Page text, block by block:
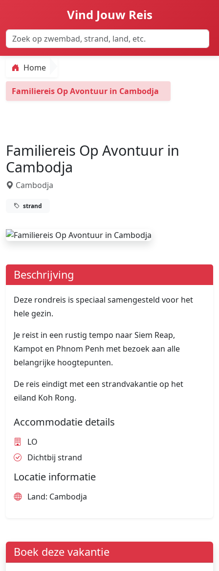
Vind Jouw Reis
Home
Familiereis Op Avontuur in Cambodja
Familiereis Op Avontuur in
Cambodja
Cambodja
strand
Beschrijving
Deze rondreis is speciaal samengesteld voor het
hele gezin.
Je reist in een rustig tempo naar Siem Reap,
Kampot en Phnom Penh met bezoek aan alle
belangrijke hoogtepunten.
De reis eindigt met een strandvakantie op het
eiland Koh Rong.
Accommodatie details
LO
Dichtbij strand
Locatie informatie
Land: Cambodja
Boek deze vakantie